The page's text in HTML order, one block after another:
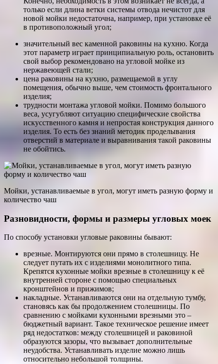
только если длина ветки системы отвода нечистот для
новой мойки недостаточна, например, при установке её
в противоположный угол;
значительный вес каменной раковины на кухню. Когда
этот параметр играет принципиальную роль, остановить
свой выбор рекомендовано на угловой мойке из
нержавеющей стали;
цена раковины на кухню, размещаемой в углу
помещения, обычно выше, чем стоимость фронтального
изделия;
трудности монтажа угловой мойки. Помимо большого
веса, усугубляют ситуацию специфические свойства
искусственного камня и непростая конструкция данного
изделия. То есть без знаний методик проделывания
отверстий в материале и выравнивания такой раковины
не обойтись.
Мойки, устанавливаемые в угол, могут иметь разную форму и
количество чаш
Разновидности, формы и размеры угловых моек
По способу установки угловые раковины бывают:
врезные. Монтируются они прямо в столешницу. Не
следует путать их с изделиями монолитного типа.
Крепятся кухонные мойки врезные в столешницу к её
внутренней стороне с помощью специальных
кронштейнов и прижимов;
накладные. Устанавливаются они на отдельную тумбу,
становясь как бы продолжением столешницы. По
сравнению с мойками кухонными врезными это –
бюджетный вариант. Такое техническое решение имеет
ряд недостатков: между столешницей и раковиной
образуются зазоры, что вызывает дополнительные
неудобства. Устанавливать изделие можно лишь
относительно небольшой толщины.